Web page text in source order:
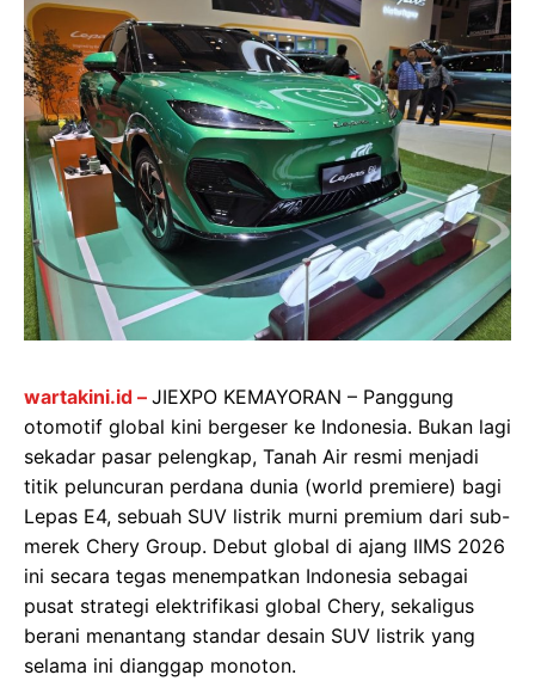
wartakini.id – JIEXPO KEMAYORAN – Panggung
otomotif global kini bergeser ke Indonesia. Bukan lagi
sekadar pasar pelengkap, Tanah Air resmi menjadi
titik peluncuran perdana dunia (world premiere) bagi
Lepas E4, sebuah SUV listrik murni premium dari sub-
merek Chery Group. Debut global di ajang IIMS 2026
ini secara tegas menempatkan Indonesia sebagai
pusat strategi elektrifikasi global Chery, sekaligus
berani menantang standar desain SUV listrik yang
selama ini dianggap monoton.